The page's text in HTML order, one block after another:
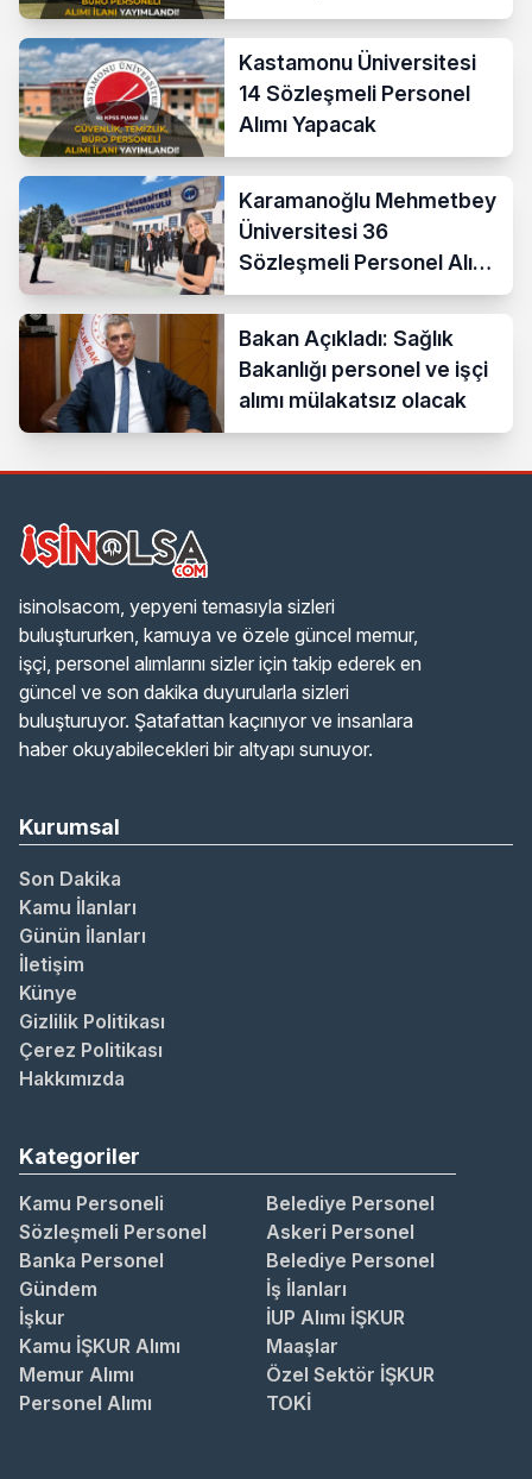
Kastamonu Üniversitesi
14 Sözleşmeli Personel
Alımı Yapacak
Karamanoğlu Mehmetbey
Üniversitesi 36
Sözleşmeli Personel Alımı
Yapacak
Bakan Açıkladı: Sağlık
Bakanlığı personel ve işçi
alımı mülakatsız olacak
isinolsacom, yepyeni temasıyla sizleri
buluştururken, kamuya ve özele güncel memur,
işçi, personel alımlarını sizler için takip ederek en
güncel ve son dakika duyurularla sizleri
buluşturuyor. Şatafattan kaçınıyor ve insanlara
haber okuyabilecekleri bir altyapı sunuyor.
Kurumsal
Son Dakika
Kamu İlanları
Günün İlanları
İletişim
Künye
Gizlilik Politikası
Çerez Politikası
Hakkımızda
Kategoriler
Kamu Personeli
Belediye Personel
Sözleşmeli Personel
Askeri Personel
Banka Personel
Belediye Personel
Gündem
İş İlanları
İşkur
İUP Alımı İŞKUR
Kamu İŞKUR Alımı
Maaşlar
Memur Alımı
Özel Sektör İŞKUR
Personel Alımı
TOKİ